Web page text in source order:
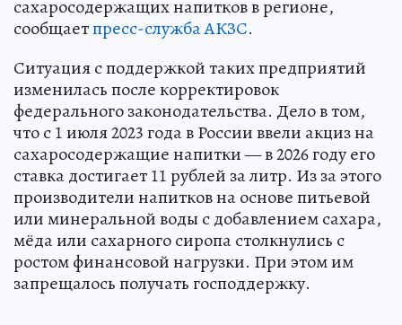
сахаросодержащих напитков в регионе,
сообщаетпресс-служба АКЗС.
Ситуация с поддержкой таких предприятий
изменилась после корректировок
федерального законодательства. Дело в том,
что с 1 июля 2023 года в России ввели акциз на
сахаросодержащие напитки — в 2026 году его
ставка достигает 11 рублей за литр. Из за этого
производители напитков на основе питьевой
или минеральной воды с добавлением сахара,
мёда или сахарного сиропа столкнулись с
ростом финансовой нагрузки. При этом им
запрещалось получать господдержку.